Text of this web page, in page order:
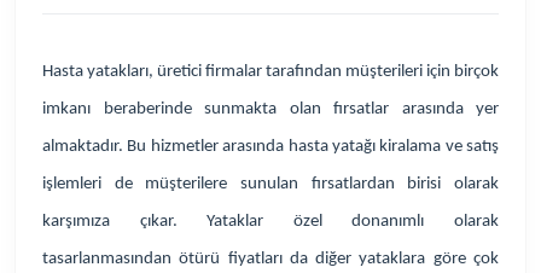
Hasta yatakları, üretici firmalar tarafından müşterileri için birçok
imkanı beraberinde sunmakta olan fırsatlar arasında yer
almaktadır. Bu hizmetler arasında hasta yatağı kiralama ve satış
işlemleri de müşterilere sunulan fırsatlardan birisi olarak
karşımıza çıkar.Yataklar özel donanımlı olarak
tasarlanmasından ötürü fiyatları da diğer yataklara göre çok